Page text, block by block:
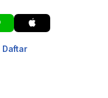
Daftar